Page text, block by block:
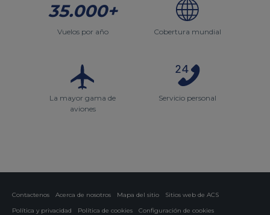
35.000+
Vuelos por año Cobertura mundial
La mayor gama de
aviones
Servicio personal
Contactenos Acerca de nosotros Mapa del sitio
Sitios web de ACS
Política y privacidad
Política de cookies
Configuración de cookies